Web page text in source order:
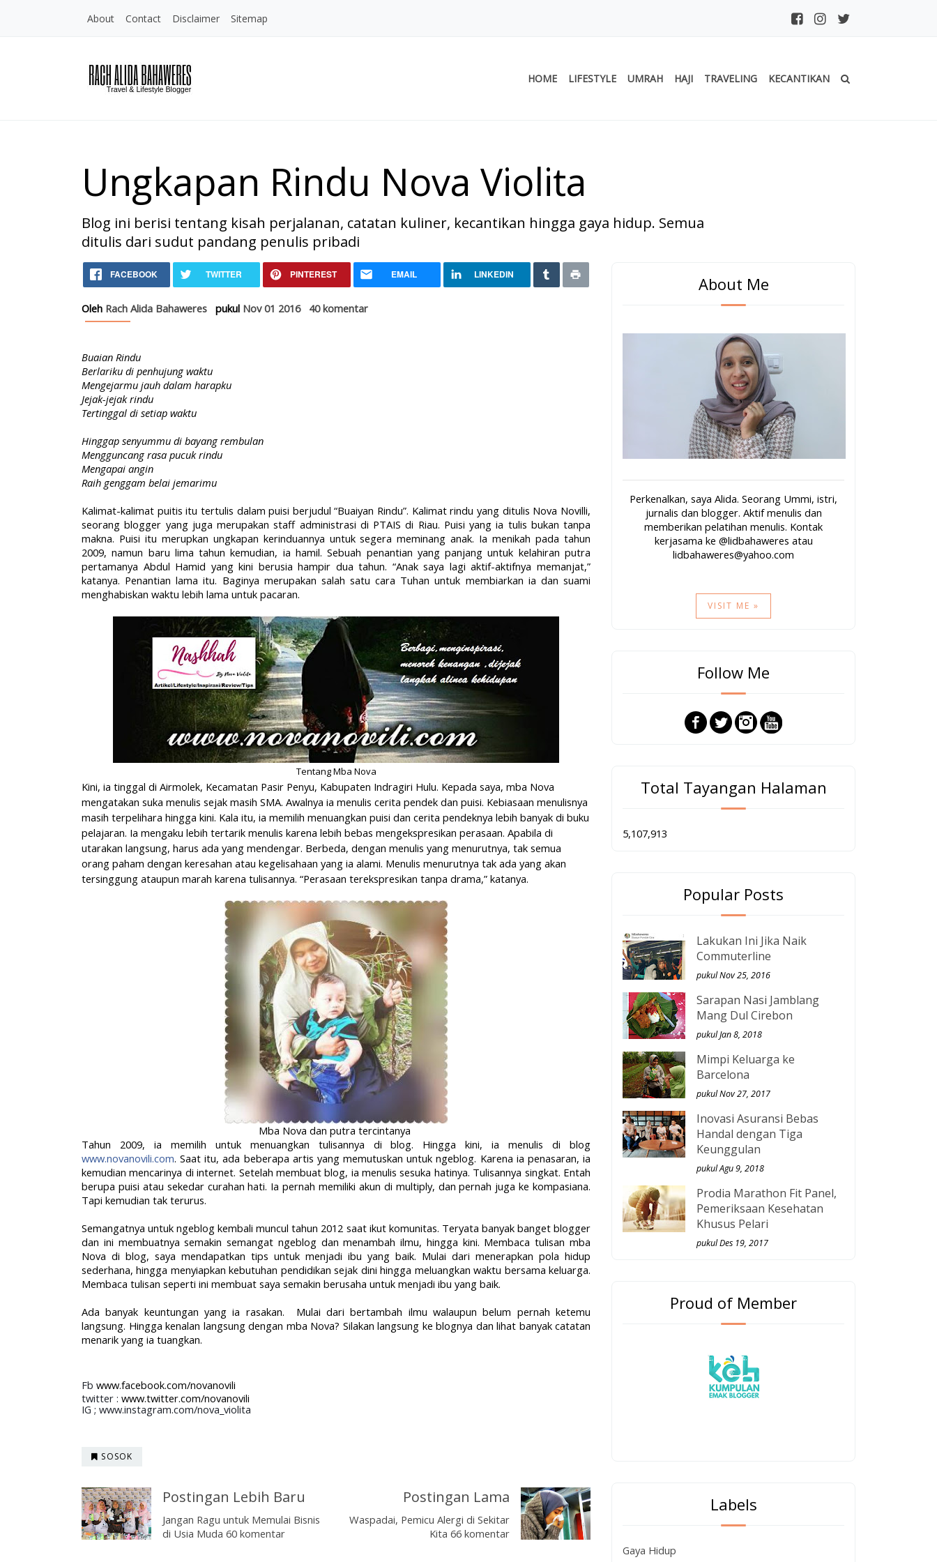
About Contact Disclaimer Sitemap
HOME LIFESTYLE UMRAH HAJI TRAVELING KECANTIKAN
Ungkapan Rindu Nova Violita
Blog ini berisi tentang kisah perjalanan, catatan kuliner, kecantikan hingga gaya hidup. Semua
ditulis dari sudut pandang penulis pribadi
Home
Sosok
Ungkapan Rindu Nova Violita
FACEBOOK TWITTER PINTEREST EMAIL LINKEDIN
Oleh Rach Alida Bahaweres pukul Nov 01 2016 40 komentar
Buaian Rindu
Berlariku di penhujung waktu
Mengejarmu jauh dalam harapku
Jejak-jejak rindu
Tertinggal di setiap waktu
Hinggap senyummu di bayang rembulan
Mengguncang rasa pucuk rindu
Mengapai angin
Raih genggam belai jemarimu
Kalimat-kalimat puitis itu tertulis dalam puisi berjudul “Buaiyan Rindu”. Kalimat rindu yang ditulis Nova Novilli,
seorang blogger yang juga merupakan staff administrasi di PTAIS di Riau. Puisi yang ia tulis bukan tanpa
makna. Puisi itu merupkan ungkapan kerinduannya untuk segera meminang anak. Ia menikah pada tahun
2009, namun baru lima tahun kemudian, ia hamil. Sebuah penantian yang panjang untuk kelahiran putra
pertamanya Abdul Hamid yang kini berusia hampir dua tahun. “Anak saya lagi aktif-aktifnya memanjat,”
katanya. Penantian lama itu. Baginya merupakan salah satu cara Tuhan untuk membiarkan ia dan suami
menghabiskan waktu lebih lama untuk pacaran.
Tentang Mba Nova
Kini, ia tinggal di Airmolek, Kecamatan Pasir Penyu, Kabupaten Indragiri Hulu. Kepada saya, mba Nova
mengatakan suka menulis sejak masih SMA. Awalnya ia menulis cerita pendek dan puisi. Kebiasaan menulisnya
masih terpelihara hingga kini. Kala itu, ia memilih menuangkan puisi dan cerita pendeknya lebih banyak di buku
pelajaran. Ia mengaku lebih tertarik menulis karena lebih bebas mengekspresikan perasaan. Apabila di
utarakan langsung, harus ada yang mendengar. Berbeda, dengan menulis yang menurutnya, tak semua
orang paham dengan keresahan atau kegelisahaan yang ia alami. Menulis menurutnya tak ada yang akan
tersinggung ataupun marah karena tulisannya. “Perasaan terekspresikan tanpa drama,” katanya.
Mba Nova dan putra tercintanya
Tahun 2009, ia memilih untuk menuangkan tulisannya di blog. Hingga kini, ia menulis di blog
www.novanovili.com. Saat itu, ada beberapa artis yang memutuskan untuk ngeblog. Karena ia penasaran, ia
kemudian mencarinya di internet. Setelah membuat blog, ia menulis sesuka hatinya. Tulisannya singkat. Entah
berupa puisi atau sekedar curahan hati. Ia pernah memiliki akun di multiply, dan pernah juga ke kompasiana.
Tapi kemudian tak terurus.
Semangatnya untuk ngeblog kembali muncul tahun 2012 saat ikut komunitas. Teryata banyak banget blogger
dan ini membuatnya semakin semangat ngeblog dan menambah ilmu, hingga kini. Membaca tulisan mba
Nova di blog, saya mendapatkan tips untuk menjadi ibu yang baik. Mulai dari menerapkan pola hidup
sederhana, hingga menyiapkan kebutuhan pendidikan sejak dini hingga meluangkan waktu bersama keluarga.
Membaca tulisan seperti ini membuat saya semakin berusaha untuk menjadi ibu yang baik.
Ada banyak keuntungan yang ia rasakan. Mulai dari bertambah ilmu walaupun belum pernah ketemu
langsung. Hingga kenalan langsung dengan mba Nova? Silakan langsung ke blognya dan lihat banyak catatan
menarik yang ia tuangkan.
Fb www.facebook.com/novanovili
twitter : www.twitter.com/novanovili
IG ; www.instagram.com/nova_violita
SOSOK
Postingan Lebih Baru
Jangan Ragu untuk Memulai Bisnis
di Usia Muda 60 komentar
Postingan Lama
Waspadai, Pemicu Alergi di Sekitar
Kita 66 komentar
About Me
Perkenalkan, saya Alida. Seorang Ummi, istri,
jurnalis dan blogger. Aktif menulis dan
memberikan pelatihan menulis. Kontak
kerjasama ke @lidbahaweres atau
lidbahaweres@yahoo.com
VISIT ME »
Follow Me
Total Tayangan Halaman
5,107,913
Popular Posts
Lakukan Ini Jika Naik
Commuterline
pukul Nov 25, 2016
Sarapan Nasi Jamblang
Mang Dul Cirebon
pukul Jan 8, 2018
Mimpi Keluarga ke
Barcelona
pukul Nov 27, 2017
Inovasi Asuransi Bebas
Handal dengan Tiga
Keunggulan
pukul Agu 9, 2018
Prodia Marathon Fit Panel,
Pemeriksaan Kesehatan
Khusus Pelari
pukul Des 19, 2017
Proud of Member
Labels
Gaya Hidup